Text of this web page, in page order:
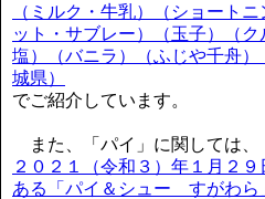
（ミルク・牛乳）（ショート
ット・サブレー）（玉子）（
塩）（バニラ）（ふじや千舟
城県）
でご紹介しています。
また、「パイ」に関しては、
２０２１（令和３）年１月２
ある「パイ＆シュー すがわら